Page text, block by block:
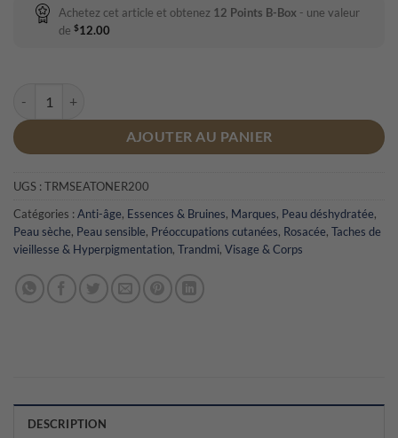
Achetez cet article et obtenez 12 Points B-Box - une valeur
de $12.00
AJOUTER AU PANIER
UGS : TRMSEATONER200
Catégories : Anti-âge, Essences & Bruines, Marques, Peau déshydratée,
Peau sèche, Peau sensible, Préoccupations cutanées, Rosacée, Taches de
vieillesse & Hyperpigmentation, Trandmi, Visage & Corps
DESCRIPTION